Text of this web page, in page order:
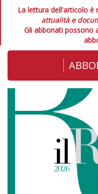
La lettura dell'articolo è
attualità e
Gli abbonati possono